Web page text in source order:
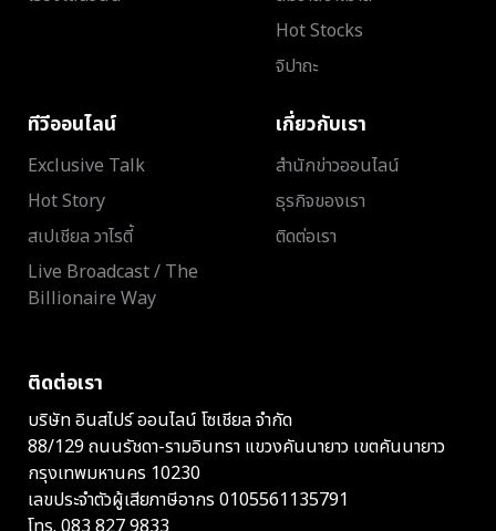
Hot Stocks
จิปาถะ
ทีวีออนไลน์
Exclusive Talk
Hot Story
สเปเชียล วาไรตี้
Live Broadcast / The
Billionaire Way
เกี่ยวกับเรา
สำนักข่าวออนไลน์
ธุรกิจของเรา
ติดต่อเรา
ติดต่อเรา
บริษัท อินสไปร์ ออนไลน์ โซเชียล จำกัด
88/129 ถนนรัชดา-รามอินทรา แขวงคันนายาว เขตคันนายาว
กรุงเทพมหานคร 10230
เลขประจำตัวผู้เสียภาษีอากร 0105561135791